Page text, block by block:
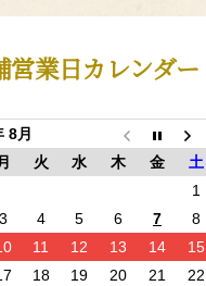
営業日カレンダー
8月
火 水 木 金
土
1
3 4 5 6 7
8
11 12 13 14
15
18 19 20 21
22